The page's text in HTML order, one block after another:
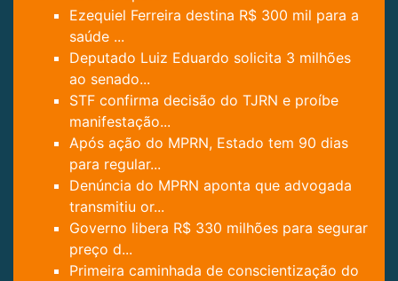
Ezequiel Ferreira destina R$ 300 mil para a
saúde ...
Deputado Luiz Eduardo solicita 3 milhões
ao senado...
STF confirma decisão do TJRN e proíbe
manifestação...
Após ação do MPRN, Estado tem 90 dias
para regular...
Denúncia do MPRN aponta que advogada
transmitiu or...
Governo libera R$ 330 milhões para segurar
preço d...
Primeira caminhada de conscientização do